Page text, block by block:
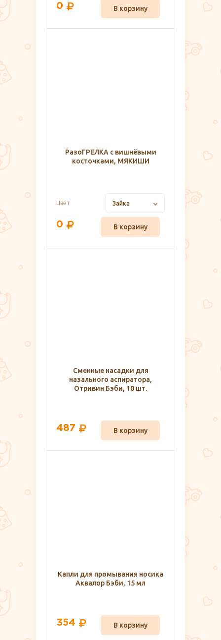
0 В корзину
РазоГРЕЛКА с вишнёвыми
косточками, МЯКИШИ
Цвет Зайка
0 В корзину
Сменные насадки для
назального аспиратора,
Отривин Бэби, 10 шт.
487 В корзину
Капли для промывания носика
Аквалор Бэби, 15 мл
354 В корзину